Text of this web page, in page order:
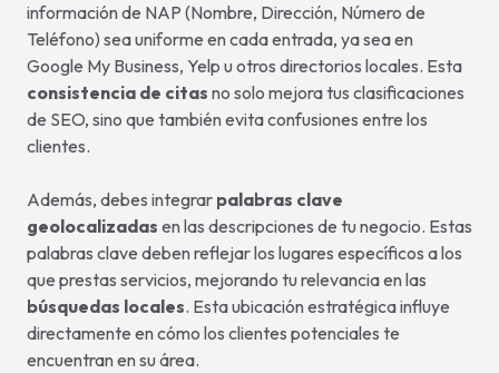
información de NAP (Nombre, Dirección, Número de
Teléfono) sea uniforme en cada entrada, ya sea en
Google My Business, Yelp u otros directorios locales. Esta
consistencia de citas no solo mejora tus clasificaciones
de SEO, sino que también evita confusiones entre los
clientes.
Además, debes integrar palabras clave
geolocalizadas en las descripciones de tu negocio. Estas
palabras clave deben reflejar los lugares específicos a los
que prestas servicios, mejorando tu relevancia en las
búsquedas locales. Esta ubicación estratégica influye
directamente en cómo los clientes potenciales te
encuentran en su área.